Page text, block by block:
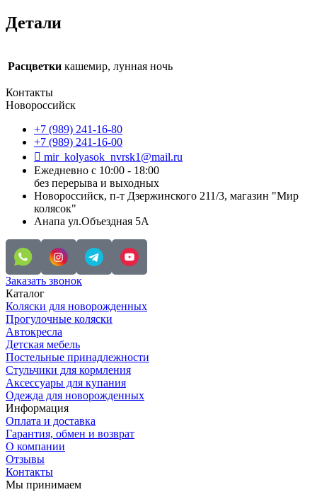
Детали
Расцветки кашемир, лунная ночь
Контакты
Новороссийск
+7 (989) 241-16-80
+7 (989) 241-16-00
mir_kolyasok_nvrsk1@mail.ru
Ежедневно с 10:00 - 18:00
без перерыва и выходных
Новороссийск, п-т Дзержинского 211/3, магазин "Мир
колясок"
Анапа ул.Объездная 5А
Заказать звонок
Каталог
Коляски для новорожденных
Прогулочные коляски
Автокресла
Детская мебель
Постельные принадлежности
Стульчики для кормления
Аксессуары для купания
Одежда для новорожденных
Информация
Оплата и доставка
Гарантия, обмен и возврат
О компании
Отзывы
Контакты
Мы принимаем